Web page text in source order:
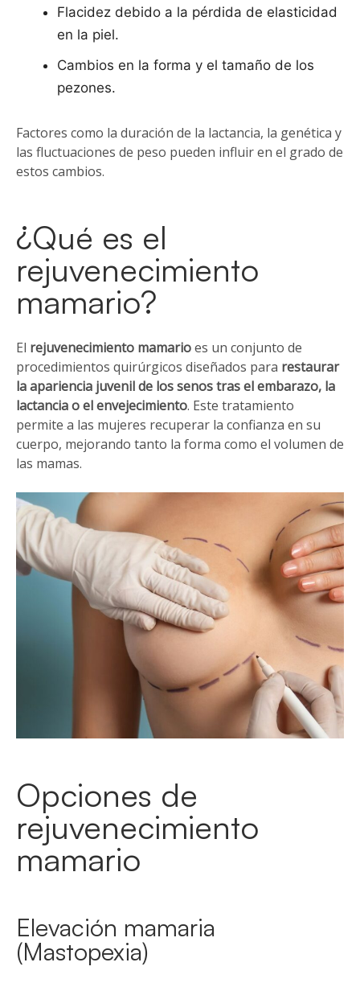
Flacidez debido a la pérdida de elasticidad
en la piel.
Cambios en la forma y el tamaño de los
pezones.
Factores como la duración de la lactancia, la genética y
las fluctuaciones de peso pueden influir en el grado de
estos cambios.
¿Qué es el
rejuvenecimiento
mamario?
El rejuvenecimiento mamarioes un conjunto de
procedimientos quirúrgicos diseñados para restaurar
la apariencia juvenil de los senos tras el embarazo, la
lactancia o el envejecimiento. Este tratamiento
permite a las mujeres recuperar la confianza en su
cuerpo, mejorando tanto la forma como el volumen de
las mamas.
Opciones de
rejuvenecimiento
mamario
Elevación mamaria
(Mastopexia)